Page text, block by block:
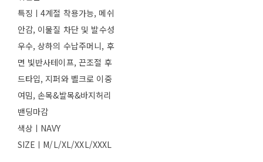
특징ㅣ4계절 착용가능, 메쉬
안감, 이물질 차단 및 발수성
우수, 상하의 수납주머니, 후
면 빛반사테이프, 끈조절 후
드타입, 지퍼와 벨크로 이중
여밈, 손목&발목&바지허리
밴딩마감
색상ㅣNAVY
SIZEㅣM/L/XL/XXL/XXXL